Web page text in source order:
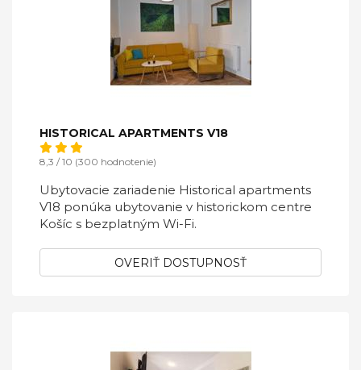
HISTORICAL APARTMENTS V18
8,3 / 10 (300 hodnotenie)
Ubytovacie zariadenie Historical apartments
V18 ponúka ubytovanie v historickom centre
Košíc s bezplatným Wi-Fi.
OVERIŤ DOSTUPNOSŤ